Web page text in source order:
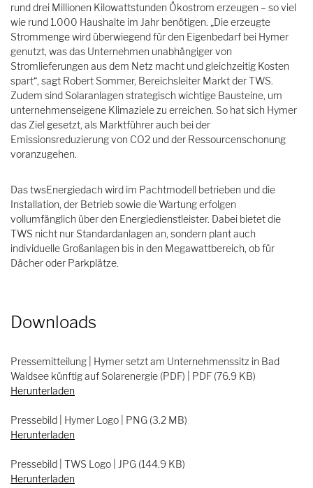
rund drei Millionen Kilowattstunden Ökostrom erzeugen – so viel
wie rund 1.000 Haushalte im Jahr benötigen. „Die erzeugte
Strommenge wird überwiegend für den Eigenbedarf bei Hymer
genutzt, was das Unternehmen unabhängiger von
Stromlieferungen aus dem Netz macht und gleichzeitig Kosten
spart“, sagt Robert Sommer, Bereichsleiter Markt der TWS.
Zudem sind Solaranlagen strategisch wichtige Bausteine, um
unternehmenseigene Klimaziele zu erreichen. So hat sich Hymer
das Ziel gesetzt, als Marktführer auch bei der
Emissionsreduzierung von CO2 und der Ressourcenschonung
voranzugehen.
Das twsEnergiedach wird im Pachtmodell betrieben und die
Installation, der Betrieb sowie die Wartung erfolgen
vollumfänglich über den Energiedienstleister. Dabei bietet die
TWS nicht nur Standardanlagen an, sondern plant auch
individuelle Großanlagen bis in den Megawattbereich, ob für
Dächer oder Parkplätze.
Downloads
Pressemitteilung | Hymer setzt am Unternehmenssitz in Bad
Waldsee künftig auf Solarenergie (PDF) | PDF (76.9 KB)
Herunterladen
Pressebild | Hymer Logo | PNG (3.2 MB)
Herunterladen
Pressebild | TWS Logo | JPG (144.9 KB)
Herunterladen